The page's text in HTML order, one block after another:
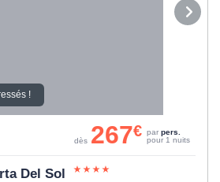
!
Del Sol
dès 267€ par pers.
pour 1 nuits